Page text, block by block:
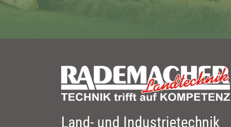
Land- und Industrietechnik